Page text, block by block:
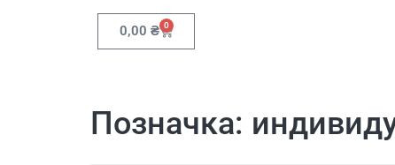
0,00 ₴ 0
Позначка: